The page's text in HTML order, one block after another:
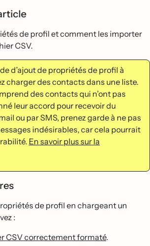
de profil et comment les importer
CSV.
d’ajout de propriétés de profil à
charger des contacts dans une liste.
des contacts qui n’ont pas
leur accord pour recevoir du
ou par SMS, prenez garde à ne pas
indésirables, car cela pourrait
En savoir plus sur la
de profil en chargeant un
:
CSV correctement formaté.